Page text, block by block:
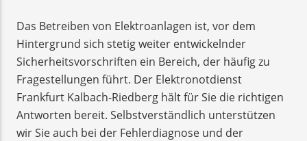
Das Betreiben von Elektroanlagen ist, vor dem
Hintergrund sich stetig weiter entwickelnder
Sicherheitsvorschriften ein Bereich, der häufig zu
Fragestellungen führt. Der Elektronotdienst
Frankfurt Kalbach-Riedberg hält für Sie die richtigen
Antworten bereit. Selbstverständlich unterstützen
wir Sie auch bei der Fehlerdiagnose und der